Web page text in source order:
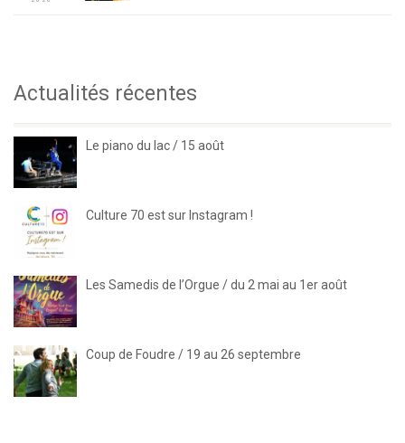
Actualités récentes
Le piano du lac / 15 août
Culture 70 est sur Instagram !
Les Samedis de l’Orgue / du 2 mai au 1er août
Coup de Foudre / 19 au 26 septembre